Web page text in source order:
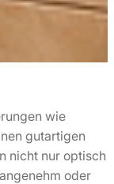
wie
gutartigen
nicht nur optisch
oder